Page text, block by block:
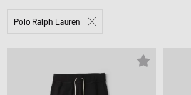
Polo Ralph Lauren